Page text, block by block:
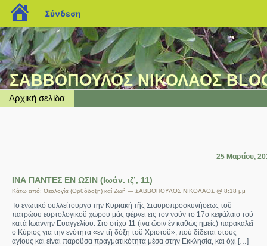
blogs.sch.gr
Σύνδεση
ΣΑΒΒΟΠΟΥΛΟΣ ΝΙΚΟΛΑΟΣ
Αρχική σελίδα
25 Μαρτίου,
ΙΝΑ ΠΑΝΤΕΣ ΕΝ ΩΣΙΝ (Ιωάν. ιζ’, 11)
Κάτω από: Θεολογία (Ορθόδοξη) καί Ζωή — ΣΑΒΒΟΠΟΥΛΟΣ ΝΙΚΟΛΑΟΣ @ 8:18 μμ
Το ενωτικό συλλείτουργο την Κυριακή τῆς Σταυροπροσκυνήσεως τοῦ
πατρώου εορτολογικοῦ χώρου μᾶς φέρνει εις τον νοῦν το 17ο κεφάλαιο τοῦ
κατά Ιωάννην Ευαγγελίου. Στο στίχο 11 (ίνα ῶσιν έν καθώς ημείς) παρακαλεῖ
ο Κύριος για την ενότητα «εν τῆ δόξη τοῦ Χριστοῦ», πού δίδεται στους
αγίους και είναι παροῦσα πραγματικότητα μέσα στην Εκκλησία, και όχι […]